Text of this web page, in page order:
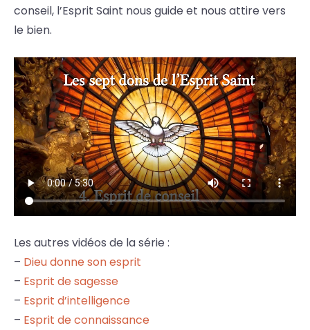
conseil, l’Esprit Saint nous guide et nous attire vers
le bien.
Les autres vidéos de la série :
– Dieu donne son esprit
– Esprit de sagesse
– Esprit d’intelligence
– Esprit de connaissance